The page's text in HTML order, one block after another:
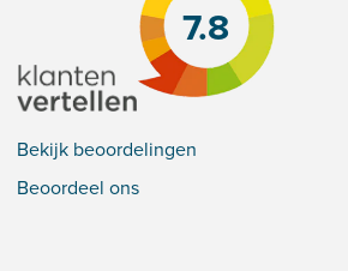
7.8
Bekijk beoordelingen
Beoordeel ons